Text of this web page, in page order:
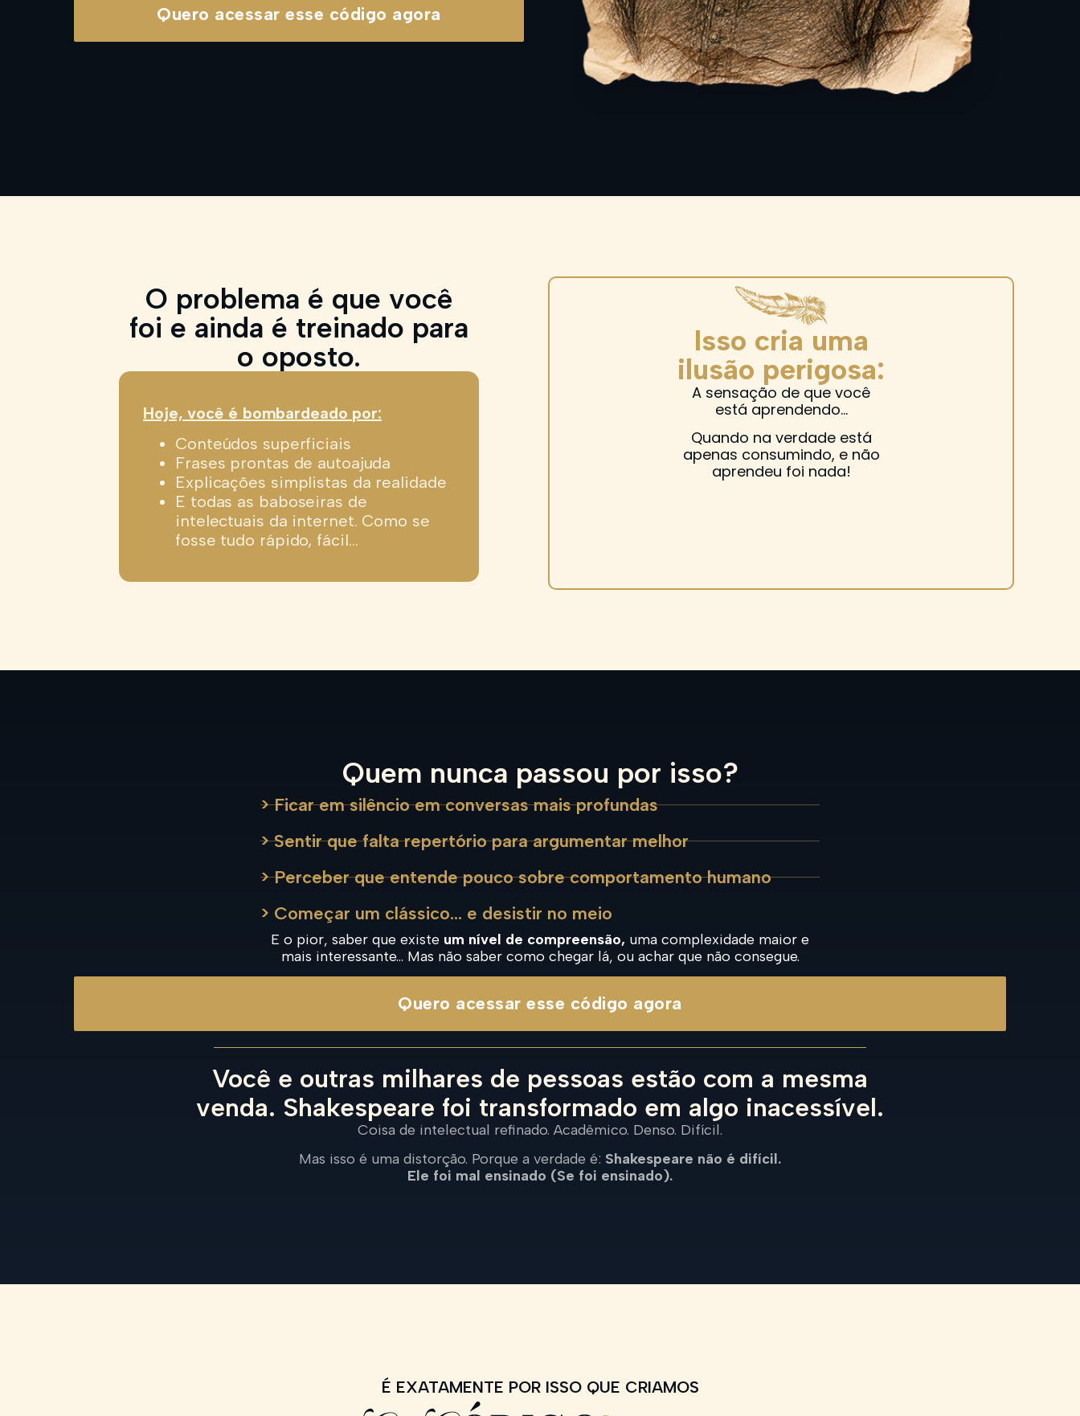
Quero acessar esse código agora
O problema é que você
foi e ainda é treinado para
o oposto.
Hoje, você é bombardeado por:
Conteúdos superficiais
Frases prontas de autoajuda
Explicações simplistas da realidade
E todas as baboseiras de
intelectuais da internet. Como se
fosse tudo rápido, fácil…
Isso cria uma
ilusão perigosa:
A sensação de que você
está aprendendo…
Quando na verdade está
apenas consumindo, e não
aprendeu foi nada!
Quem nunca passou por isso?
> Ficar em silêncio em conversas mais profundas
> Sentir que falta repertório para argumentar melhor
> Perceber que entende pouco sobre comportamento humano
> Começar um clássico… e desistir no meio
E o pior, saber que existe um nível de compreensão, uma complexidade maior e
mais interessante… Mas não saber como chegar lá, ou achar que não consegue.
Quero acessar esse código agora
Você e outras milhares de pessoas estão com a mesma
venda. Shakespeare foi transformado em algo inacessível.
Coisa de intelectual refinado. Acadêmico. Denso. Difícil.
Mas isso é uma distorção. Porque a verdade é: Shakespeare não é difícil.
Ele foi mal ensinado (Se foi ensinado).
É EXATAMENTE POR ISSO QUE CRIAMOS